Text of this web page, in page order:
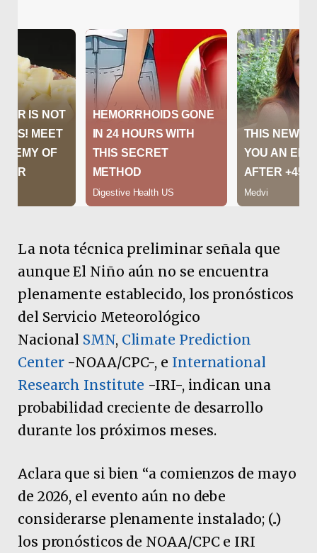
La nota técnica preliminar señala que
aunque El Niño aún no se encuentra
plenamente establecido, los pronósticos
del Servicio Meteorológico
Nacional SMN, Climate Prediction
Center-NOAA/CPC-, e International
Research Institute -IRI-, indican una
probabilidad creciente de desarrollo
durante los próximos meses.
Aclara que si bien “a comienzos de mayo
de 2026, el evento aún no debe
considerarse plenamente instalado; (..)
los pronósticos de NOAA/CPC e IRI